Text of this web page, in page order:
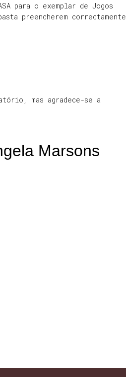
para o exemplar de Jogos
preencherem correctamente
mas agradece-se a